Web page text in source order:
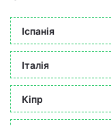
Іспанія
Італія
Кіпр